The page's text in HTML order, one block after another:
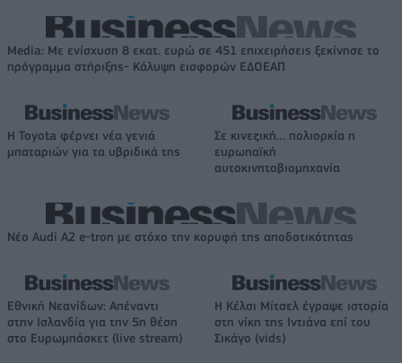
Media: Με ενίσχυση 8 εκατ. ευρώ σε 451 επιχειρήσεις ξεκίνησε το
πρόγραμμα στήριξης- Κάλυψη εισφορών ΕΔΟΕΑΠ
Η Toyota φέρνει νέα γενιά
μπαταριών για τα υβριδικά της
Σε κινεζική… πολιορκία η
ευρωπαϊκή
αυτοκινητοβιομηχανία
Νέο Audi A2 e-tron με στόχο την κορυφή της αποδοτικότητας
Εθνική Νεανίδων: Απέναντι
στην Ισλανδία για την 5η θέση
στο Ευρωμπάσκετ (live stream)
Η Κέλσι Μίτσελ έγραψε ιστορία
στη νίκη της Ιντιάνα επί του
Σικάγο (vids)